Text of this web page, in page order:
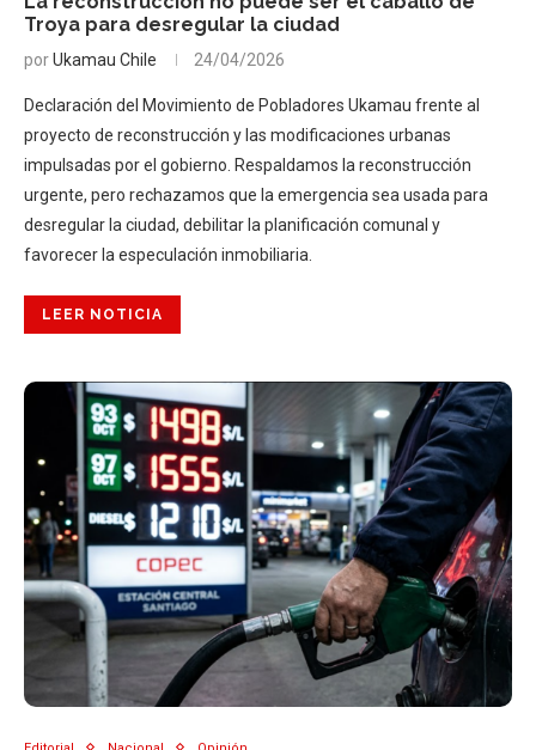
Troya para desregular la ciudad
porUkamau Chile 24/04/2026
Declaración del Movimiento de Pobladores Ukamau frente al
proyecto de reconstrucción y las modificaciones urbanas
impulsadas por el gobierno. Respaldamos la reconstrucción
urgente, pero rechazamos que la emergencia sea usada para
desregular la ciudad, debilitar la planificación comunal y
favorecer la especulación inmobiliaria.
LEER NOTICIA